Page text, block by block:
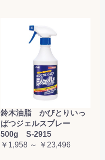
鈴木油脂 かびとりいっ
ぱつジェルスプレー
500g S-2915
￥1,958 ～ ￥23,496